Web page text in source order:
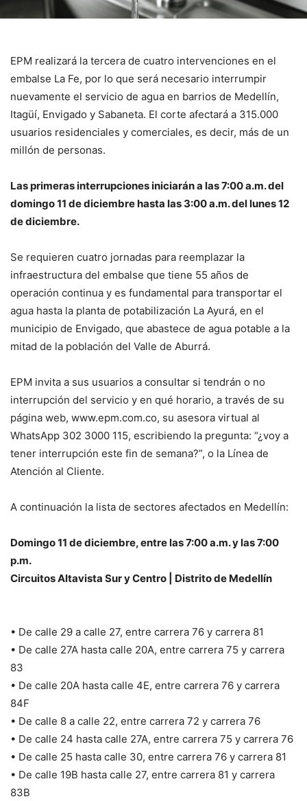
EPM realizará la tercera de cuatro intervenciones en el
embalse La Fe, por lo que será necesario interrumpir
nuevamente el servicio de agua en barrios de Medellín,
Itagüí, Envigado y Sabaneta. El corte afectará a 315.000
usuarios residenciales y comerciales, es decir, más de un
millón de personas.
Las primeras interrupciones iniciarán a las 7:00 a.m. del
domingo 11 de diciembre hasta las 3:00 a.m. del lunes 12
de diciembre.
Se requieren cuatro jornadas para reemplazar la
infraestructura del embalse que tiene 55 años de
operación continua y es fundamental para transportar el
agua hasta la planta de potabilización La Ayurá, en el
municipio de Envigado, que abastece de agua potable a la
mitad de la población del Valle de Aburrá.
EPM invita a sus usuarios a consultar si tendrán o no
interrupción del servicio y en qué horario, a través de su
página web, www.epm.com.co, su asesora virtual al
WhatsApp 302 3000 115, escribiendo la pregunta: “¿voy a
tener interrupción este fin de semana?”, o la Línea de
Atención al Cliente.
A continuación la lista de sectores afectados en Medellín:
Domingo 11 de diciembre, entre las 7:00 a.m. y las 7:00
p.m.
Circuitos Altavista Sur y Centro | Distrito de Medellín
• De calle 29 a calle 27, entre carrera 76 y carrera 81
• De calle 27A hasta calle 20A, entre carrera 75 y carrera
83
• De calle 20A hasta calle 4E, entre carrera 76 y carrera
84F
• De calle 8 a calle 22, entre carrera 72 y carrera 76
• De calle 24 hasta calle 27A, entre carrera 75 y carrera 76
• De calle 25 hasta calle 30, entre carrera 76 y carrera 81
• De calle 19B hasta calle 27, entre carrera 81 y carrera
83B